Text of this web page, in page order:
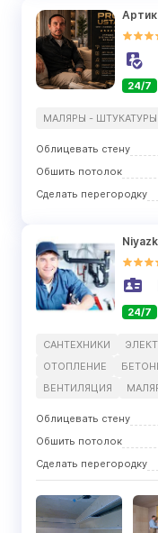
24/7
МАЛЯРЫ - ШТУКАТУРЫ
Облицевать стену
Обшить потолок
Сделать перегородку
24/7
САНТЕХНИКИ
ОТОПЛЕНИЕ
ВЕНТИЛЯЦИЯ
Облицевать стену
Обшить потолок
Сделать перегородку